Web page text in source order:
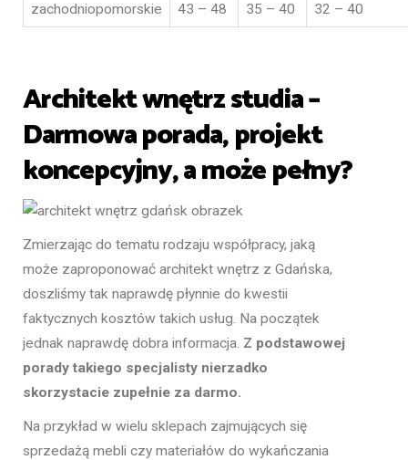
zachodniopomorskie 43 – 48 35 – 40 32 – 40
Architekt wnętrz studia –
Darmowa porada, projekt
koncepcyjny, a może pełny?
Zmierzając do tematu rodzaju współpracy, jaką
może zaproponować architekt wnętrz z Gdańska,
doszliśmy tak naprawdę płynnie do kwestii
faktycznych kosztów takich usług. Na początek
jednak naprawdę dobra informacja. Z podstawowej
porady takiego specjalisty nierzadko
skorzystacie zupełnie za darmo.
Na przykład w wielu sklepach zajmujących się
sprzedażą mebli czy materiałów do wykańczania